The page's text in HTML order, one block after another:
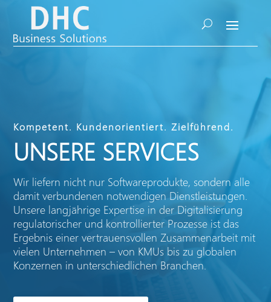
Kompetent. Kundenorientiert. Zielführend.
UNSERE SERVICES
Wir liefern nicht nur Softwareprodukte, sondern alle
damit verbundenen notwendigen Dienstleistungen.
Unsere langjährige Expertise in der Digitalisierung
regulatorischer und kontrollierter Prozesse ist das
Ergebnis einer vertrauensvollen Zusammenarbeit mit
vielen Unternehmen – von KMUs bis zu globalen
Konzernen in unterschiedlichen Branchen.